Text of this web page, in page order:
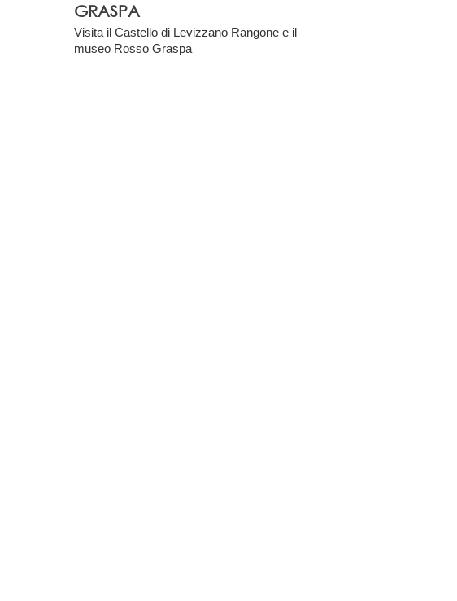
GRASPA
Visita il Castello di Levizzano Rangone e il
museo Rosso Graspa